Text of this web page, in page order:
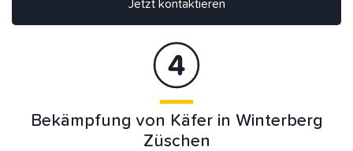
Jetzt kontaktieren
Bekämpfung von Käfer in Winterberg
Züschen